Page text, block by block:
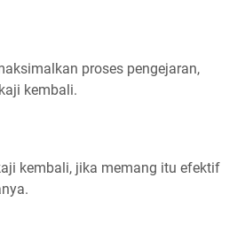
proses pengejaran,
kembali.
kembali, jika memang itu efektif